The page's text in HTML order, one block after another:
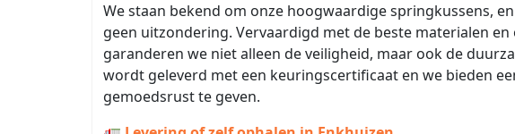
We staan bekend om onze hoogwaardige springkussens,
geen uitzondering. Vervaardigd met de beste materialen
garanderen we niet alleen de veiligheid, maar ook de
wordt geleverd met een keuringscertificaat en we bieden
gemoedsrust te geven.